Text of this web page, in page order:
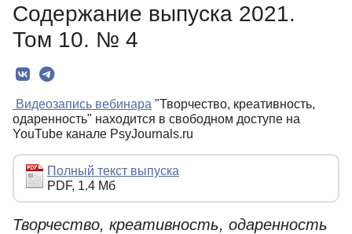
О Журнале
Редколлегия
Редакционная политика
Индексирование
Для авторов
Рубрики
Препринты
Содержание выпуска 2021.
Том 10. № 4
Видеозапись вебинара "Творчество, креативность,
одаренность" находится в свободном доступе на
YouTube канале PsyJournals.ru
Полный текст выпуска
PDF, 1.4 Мб
Творчество, креативность, одаренность